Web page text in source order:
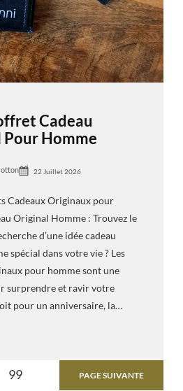
Cadeau
Homme
22 Juillet 2026
Cadeaux Originaux pour
Original Homme : Trouvez le
d’une idée cadeau
spécial dans votre vie ? Les
pour homme sont une
surprendre et ravir votre
pour un anniversaire, la…
99 PAGE SUIVANTE